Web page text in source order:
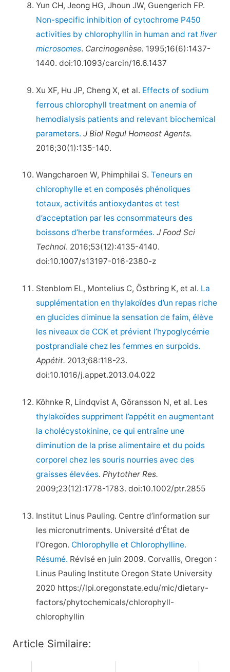
Yun CH, Jeong HG, Jhoun JW, Guengerich FP.
Non-specific inhibition of cytochrome P450
activities by chlorophyllin in human and rat liver
microsomes. Carcinogenèse. 1995;16(6):1437-
1440. doi:10.1093/carcin/16.6.1437
Xu XF, Hu JP, Cheng X, et al. Effects of sodium
ferrous chlorophyll treatment on anemia of
hemodialysis patients and relevant biochemical
parameters. J Biol Regul Homeost Agents.
2016;30(1):135-140.
Wangcharoen W, Phimphilai S.Teneurs en
chlorophylle et en composés phénoliques
totaux, activités antioxydantes et test
d’acceptation par les consommateurs des
boissons d’herbe transformées. J Food Sci
Technol. 2016;53(12):4135-4140.
doi:10.1007/s13197-016-2380-z
Stenblom EL, Montelius C, Östbring K, et al. La
supplémentation en thylakoïdes d’un repas riche
en glucides diminue la sensation de faim, élève
les niveaux de CCK et prévient l’hypoglycémie
postprandiale chez les femmes en surpoids.
Appétit. 2013;68:118-23.
doi:10.1016/j.appet.2013.04.022
Köhnke R, Lindqvist A, Göransson N, et al. Les
thylakoïdes suppriment l’appétit en augmentant
la cholécystokinine, ce qui entraîne une
diminution de la prise alimentaire et du poids
corporel chez les souris nourries avec des
graisses élevées.Phytother Res.
2009;23(12):1778-1783. doi:10.1002/ptr.2855
Institut Linus Pauling. Centre d’information sur
les micronutriments. Université d’État de
l’Oregon. Chlorophylle et Chlorophylline.
Résumé. Révisé en juin 2009. Corvallis, Oregon :
Linus Pauling Institute Oregon State University
2020 https://lpi.oregonstate.edu/mic/dietary-
factors/phytochemicals/chlorophyll-
chlorophyllin
Article Similaire: